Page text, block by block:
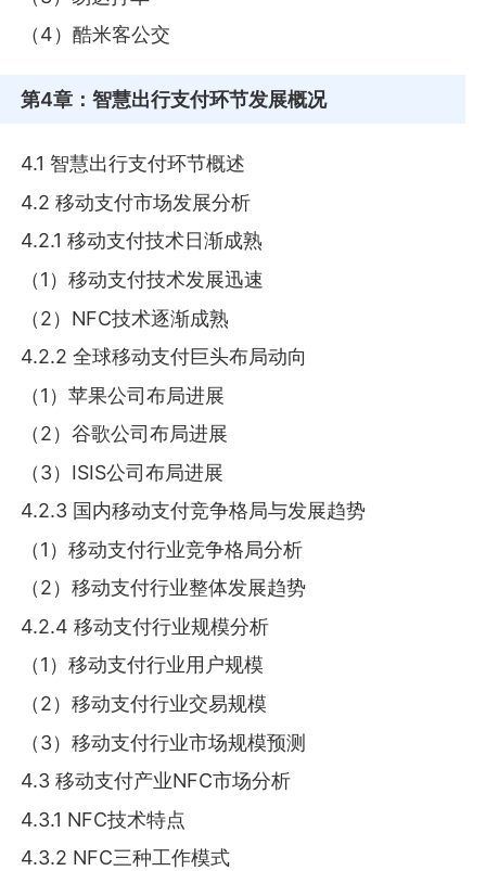
（4）酷米客公交
第4章 ：智慧出行支付环节发展概况
4.1 智慧出行支付环节概述
4.2 移动支付市场发展分析
4.2.1 移动支付技术日渐成熟
（1）移动支付技术发展迅速
（2）NFC技术逐渐成熟
4.2.2 全球移动支付巨头布局动向
（1）苹果公司布局进展
（2）谷歌公司布局进展
（3）ISIS公司布局进展
4.2.3 国内移动支付竞争格局与发展趋势
（1）移动支付行业竞争格局分析
（2）移动支付行业整体发展趋势
4.2.4 移动支付行业规模分析
（1）移动支付行业用户规模
（2）移动支付行业交易规模
（3）移动支付行业市场规模预测
4.3 移动支付产业NFC市场分析
4.3.1 NFC技术特点
4.3.2 NFC三种工作模式